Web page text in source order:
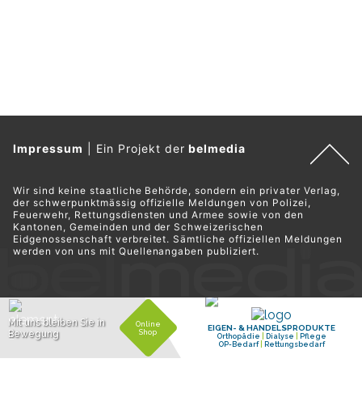
Impressum Ein Projekt derbelmedia
Wir sind keine staatliche Behörde, sondern ein privater Verlag,
der schwerpunktmässig offizielle Meldungen von Polizei,
Feuerwehr, Rettungsdiensten und Armee sowie von den
Kantonen, Gemeinden und der Schweizerischen
Eidgenossenschaft verbreitet. Sämtliche offiziellen Meldungen
werden von uns mit Quellenangaben publiziert.